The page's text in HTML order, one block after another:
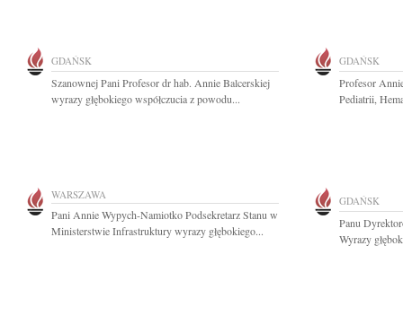
GDAŃSK
Szanownej Pani Profesor dr hab. Annie Balcerskiej
wyrazy głębokiego współczucia z powodu...
GDAŃSK
Profesor
Pediatrii,
WARSZAWA
Pani Annie Wypych-Namiotko Podsekretarz Stanu w
Ministerstwie Infrastruktury wyrazy głębokiego...
GDAŃSK
Panu
Wyrazy